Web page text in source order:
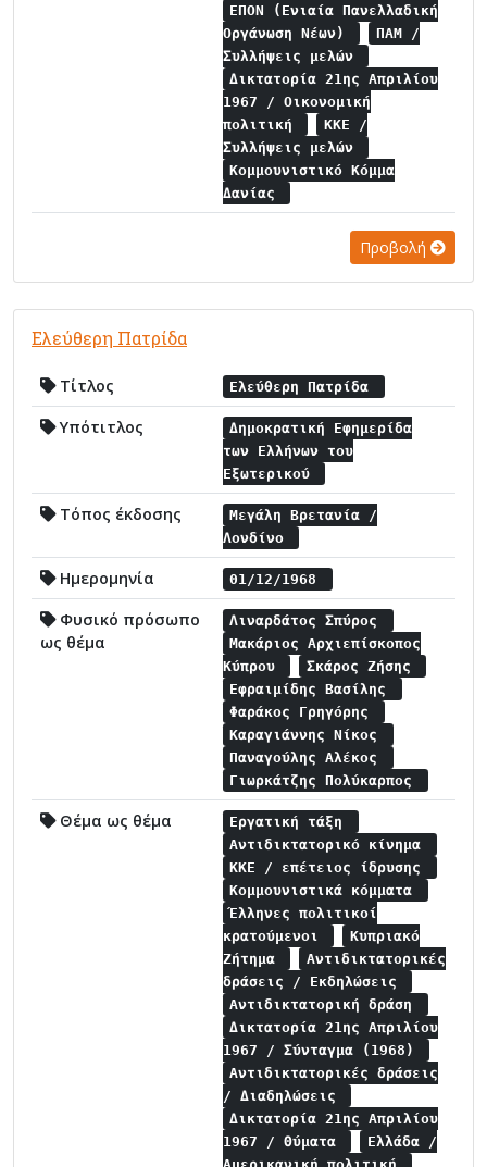
ΕΠΟΝ (Ενιαία Πανελλαδική
Οργάνωση Νέων)
ΠΑΜ /
Συλλήψεις μελών
Δικτατορία 21ης Απριλίου
1967 / Οικονομική
πολιτική
ΚΚΕ /
Συλλήψεις μελών
Κομμουνιστικό Κόμμα
Δανίας
Προβολή
Ελεύθερη Πατρίδα
Τίτλος Ελεύθερη Πατρίδα
Υπότιτλος
Δημοκρατική Εφημερίδα
των Ελλήνων του
Εξωτερικού
Τόπος έκδοσης
Μεγάλη Βρετανία /
Λονδίνο
Ημερομηνία 01/12/1968
Φυσικό πρόσωπο
ως θέμα
Λιναρδάτος Σπύρος
Μακάριος Αρχιεπίσκοπος
Κύπρου
Σκάρος Ζήσης
Εφραιμίδης Βασίλης
Φαράκος Γρηγόρης
Καραγιάννης Νίκος
Παναγούλης Αλέκος
Γιωρκάτζης Πολύκαρπος
Θέμα ως θέμα
Εργατική τάξη
Αντιδικτατορικό κίνημα
ΚΚΕ / επέτειος ίδρυσης
Κομμουνιστικά κόμματα
Έλληνες πολιτικοί
κρατούμενοι
Κυπριακό
Ζήτημα
Αντιδικτατορικές
δράσεις / Εκδηλώσεις
Αντιδικτατορική δράση
Δικτατορία 21ης Απριλίου
1967 / Σύνταγμα (1968)
Αντιδικτατορικές δράσεις
/ Διαδηλώσεις
Δικτατορία 21ης Απριλίου
1967 / Θύματα
Ελλάδα /